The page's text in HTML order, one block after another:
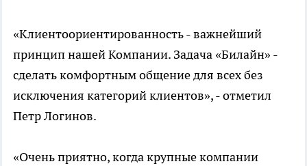
«Клиентоориентированность - важнейший
принцип нашей Компании. Задача «Билайн» -
сделать комфортным общение для всех без
исключения категорий клиентов», - отметил
Петр Логинов.
«Очень приятно, когда крупные компании